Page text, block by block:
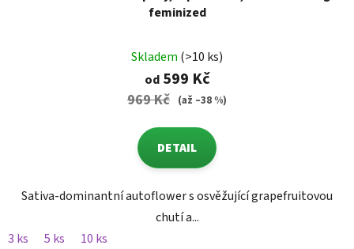
feminized
Skladem (>10 ks)
od599 Kč
969 Kč (až –38 %)
DETAIL
Sativa-dominantní autoflower s osvěžující grapefruitovou
chutí a...
3 ks
5 ks 10 ks